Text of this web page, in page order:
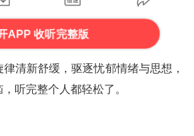
APP 收听完整版
律清新舒缓，驱逐忧郁情绪与思想，
听完整个人都轻松了。